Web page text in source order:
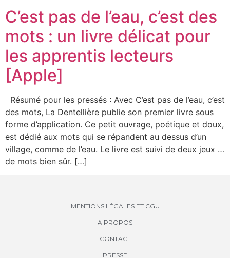
C’est pas de l’eau, c’est des
mots : un livre délicat pour
les apprentis lecteurs
[Apple]
Résumé pour les pressés : Avec C’est pas de l’eau, c’est
des mots, La Dentellière publie son premier livre sous
forme d’application. Ce petit ouvrage, poétique et doux,
est dédié aux mots qui se répandent au dessus d’un
village, comme de l’eau. Le livre est suivi de deux jeux …
de mots bien sûr. […]
MENTIONS LÉGALES ET CGU
A PROPOS
CONTACT
PRESSE